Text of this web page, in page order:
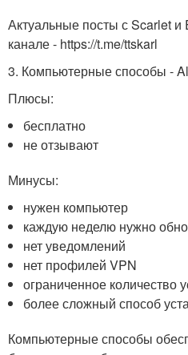
Актуальные посты с Scarlet
канале - https://t.me/ttskarl
3. Компьютерные способы -
Плюсы:
бесплатно
не отзывают
Минусы:
нужен компьютер
каждую неделю нужно
нет уведомлений
нет профилей VPN
ограниченное количество
более сложный способ
Компьютерные способы